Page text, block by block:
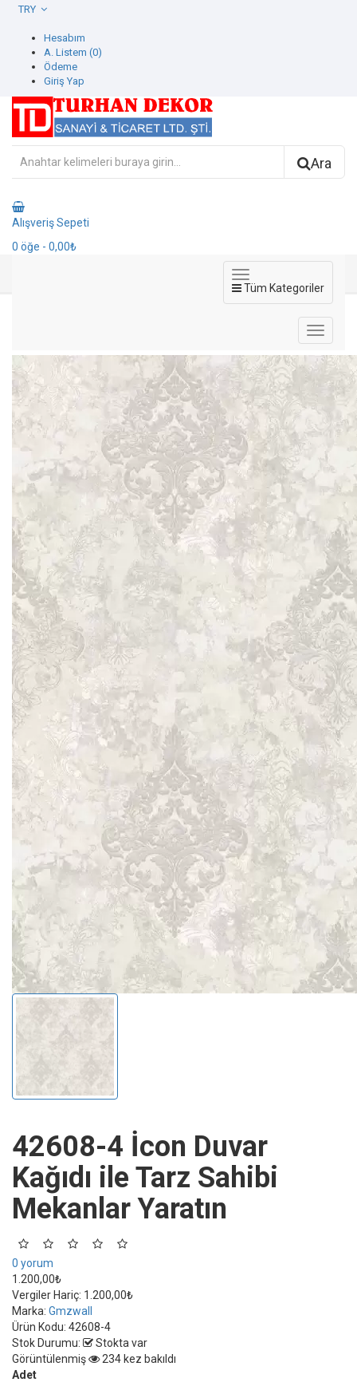
Hesabım
A. Listem (0)
Ödeme
Giriş Yap
Ara
Alışveriş Sepeti
0 öğe - 0,00₺
Tüm Kategoriler
42608-4 İcon Duvar
Kağıdı ile Tarz Sahibi
Mekanlar Yaratın
0 yorum
1.200,00₺
Vergiler Hariç: 1.200,00₺
Marka: Gmzwall
Ürün Kodu: 42608-4
Stok Durumu:
Stokta var
Görüntülenmiş
234 kez bakıldı
Adet